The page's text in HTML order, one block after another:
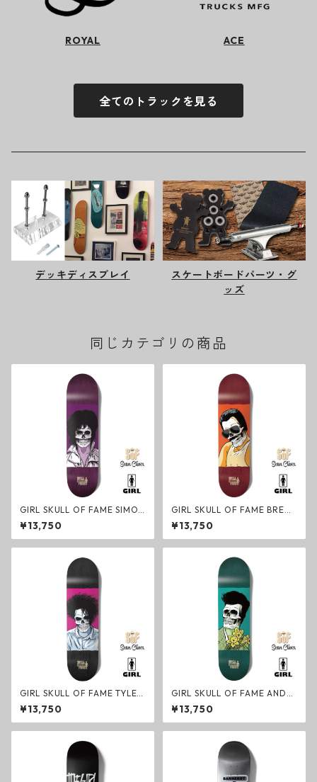
ROYAL ACE
全てのトラックを見る
デッキディスプレイ
スケートボードパーツ・グ
ッズ
同じカテゴリの商品
GIRL SKULL OF FAME SIMON
BANNEROT Deck スケートボ
ード デッキ ガールスケートボ
ード ショーン・クライヴァー
¥13,750
GIRL SKULL OF FAME BREAN
A GEERING Deck デッキ ガー
ル スケートボード ショーン・
クライヴァー
¥13,750
GIRL SKULL OF FAME TYLER
PACHECO Deck スケートボー
ド デッキ ガールスケートボー
ド ショーン・クライヴァー
¥13,750
GIRL SKULL OF FAME ANDR
EW BROPHY Deck スケート
ボード デッキ ガールスケート
ボード ショーン・クライヴァ
¥13,750